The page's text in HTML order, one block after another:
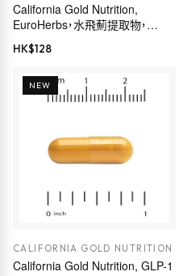
California Gold Nutrition,
EuroHerbs，水飛薊提取物，
Euromed 品質，175 毫克，60 粒
素食膠囊
HK$128
NEW
CALIFORNIA GOLD NUTRITION
California Gold Nutrition, GLP-1